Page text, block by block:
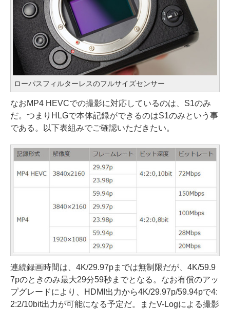
ローパスフィルターレスのフルサイズセンサー
なおMP4 HEVCでの撮影に対応しているのは、S1のみ
だ。つまりHLGで本体記録ができるのはS1のみという事
である。以下表組みでご確認いただきたい。
連続録画時間は、4K/29.97pまでは無制限だが、4K/59.9
7pのときのみ最大29分59秒までとなる。なお有償のアッ
プグレードにより、HDMI出力から4K/29.97p/59.94pで4:
2:2/10bit出力が可能になる予定だ。またV-Logによる撮影